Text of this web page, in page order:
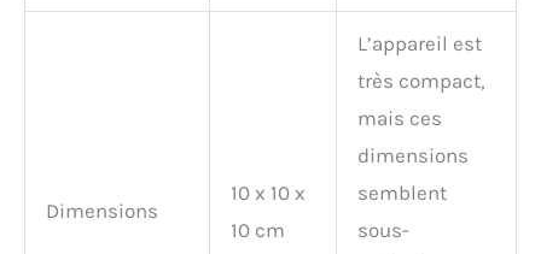
Dimensions
10 x 10 x
10 cm
L’appareil est
très compact,
mais ces
dimensions
semblent
sous-